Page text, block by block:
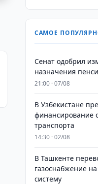
САМОЕ
Сенат одобрил
назначения
21:00 · 07/08
В Узбекистане
финансирование
транспорта
14:30 · 02/08
В Ташкенте
газоснабжение
систему